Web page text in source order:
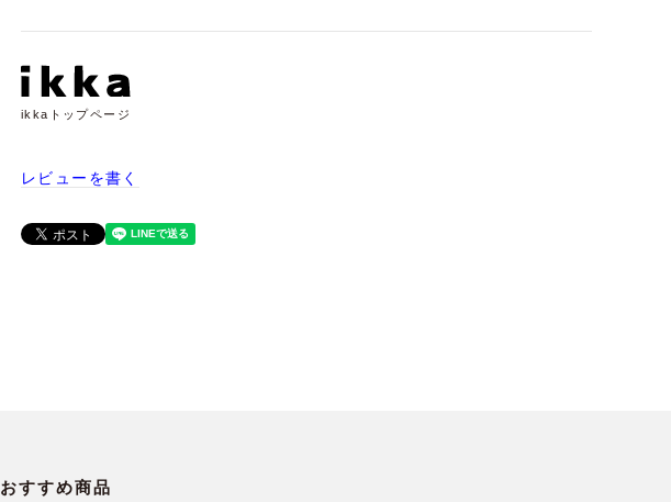
ikkaトップページ
レビューを書く
おすすめ商品